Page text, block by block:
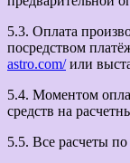
5.3. Оплата
посредством
astro.com/или
5.4. Моментом
средств на
5.5. Все расчеты